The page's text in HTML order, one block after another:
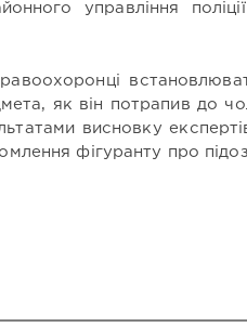
управління
як він потрапив до
висновку
фігуранту про